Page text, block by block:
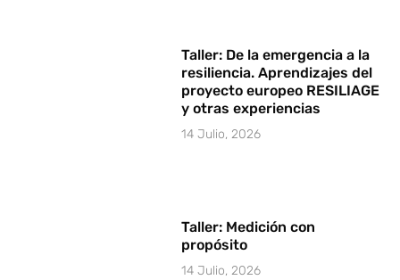
Taller: De la emergencia a la
resiliencia. Aprendizajes del
proyecto europeo RESILIAGE
y otras experiencias
14 Julio, 2026
Taller: Medición con
propósito
14 Julio, 2026